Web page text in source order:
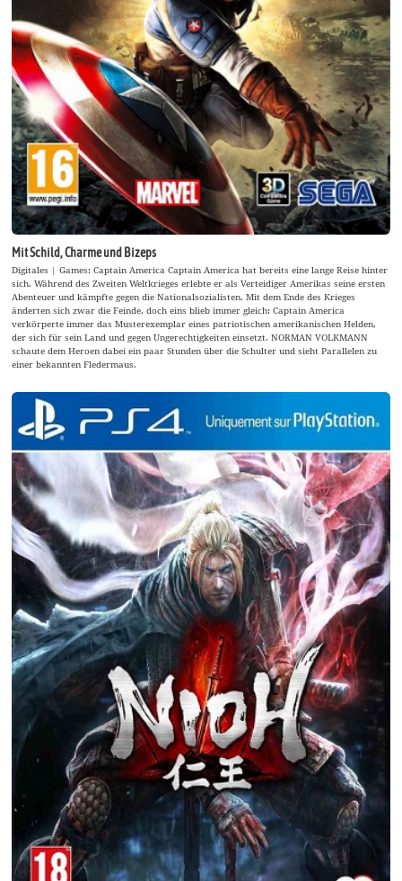
Mit Schild, Charme und Bizeps
Digitales | Games: Captain America Captain America hat bereits eine lange Reise hinter
sich. Während des Zweiten Weltkrieges erlebte er als Verteidiger Amerikas seine ersten
Abenteuer und kämpfte gegen die Nationalsozialisten. Mit dem Ende des Krieges
änderten sich zwar die Feinde, doch eins blieb immer gleich: Captain America
verkörperte immer das Musterexemplar eines patriotischen amerikanischen Helden,
der sich für sein Land und gegen Ungerechtigkeiten einsetzt. NORMAN VOLKMANN
schaute dem Heroen dabei ein paar Stunden über die Schulter und sieht Parallelen zu
einer bekannten Fledermaus.